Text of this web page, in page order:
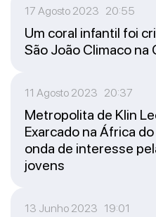
17 Agosto 2023 20:55
Um coral infantil foi
São João Climaco na
11 Agosto 2023 20:37
Metropolita de Klin
Exarcado na África
onda de interesse
jovens
13 Junho 2023 19:01